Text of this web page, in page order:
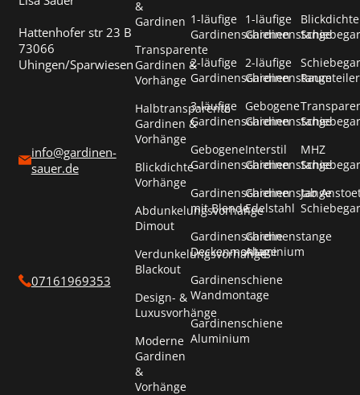
Hattenhofer str 23 B
73066
Uhingen/Sparwiesen
info@gardinen-
sauer.de
07161969353
&
Gardinen
Transparente
Gardinen &
Vorhänge
Halbtransparente
Gardinen &
Vorhänge
Blickdichte
Vorhänge
Abdunkelungsvorhänge
Dimout
Verdunkelungsvorhänge
Blackout
Design- &
Luxusvorhänge
Moderne
Gardinen
&
Vorhänge
1-läufige
Gardinenschienen
2-läufige
Gardinenschienen
3-läufige
Gardinenschienen
Gebogene
Gardinenschienen
Gardinenschienen
mit Blende
Gardinenschiene
Deckenmontage
Gardinenschiene
Wandmontage
Gardinenschiene
Aluminium
1-läufige
Gardinenstange
2-läufige
Gardinenstange
Gebogene
Gardinenstange
Interstil
Gardinenstange
Gardinenstange
Edelstahl
Gardinenstange
Aluminium
Blickdichte
Raumteiler
MHZ
Jab